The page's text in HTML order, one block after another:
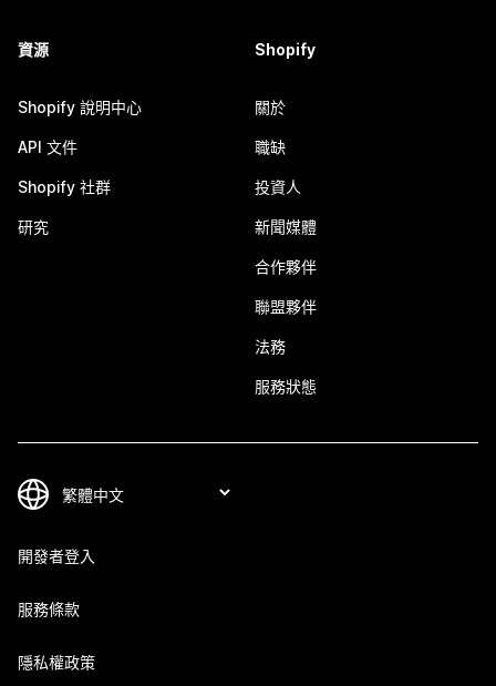
資源
Shopify 說明中心
API 文件
Shopify 社群
研究
Shopify
關於
職缺
投資人
新聞媒體
合作夥伴
聯盟夥伴
法務
服務狀態
開發者登入
服務條款
隱私權政策